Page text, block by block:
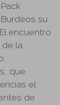
su
encuentro
la
que
el
de